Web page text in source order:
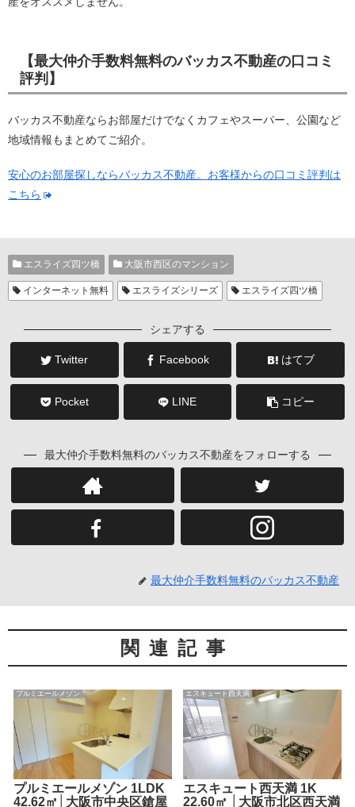
【最大仲介手数料無料のバッカス不動産の口コミ
評判】
バッカス不動産ならお部屋だけでなくカフェやスーパー、公園など
地域情報もまとめてご紹介。
安心のお部屋探しならバッカス不動産。お客様からの口コミ評判は
こちら
エスライズ四ツ橋 大阪市西区のマンション
インターネット無料 エスライズシリーズ エスライズ四ツ橋
シェアする
Twitter Facebook はてブ
Pocket LINE コピー
最大仲介手数料無料のバッカス不動産をフォローする
最大仲介手数料無料のバッカス不動産
関連記事
プルミエールメゾン
プルミエールメゾン 1LDK
42.62㎡│大阪市中央区鎗屋
エスキュート西天満
エスキュート西天満 1K
22.60㎡ │大阪市北区西天満